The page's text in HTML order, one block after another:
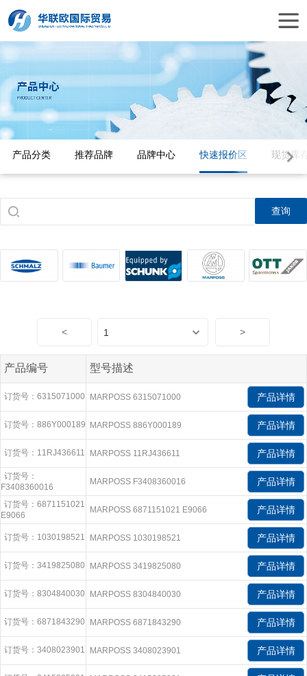
产品分类 推荐品牌 品牌中心 快速报价区 现货库
< >
产品编号 型号描述
订货号：6315071000 MARPOSS 6315071000 产品详情
订货号：886Y000189 MARPOSS 886Y000189 产品详情
订货号：11RJ436611 MARPOSS 11RJ436611 产品详情
订货号：
F3408360016
MARPOSS F3408360016 产品详情
订货号：6871151021
E9066
MARPOSS 6871151021 E9066 产品详情
订货号：1030198521 MARPOSS 1030198521 产品详情
订货号：3419825080 MARPOSS 3419825080 产品详情
订货号：8304840030 MARPOSS 8304840030 产品详情
订货号：6871843290 MARPOSS 6871843290 产品详情
订货号：3408023901 MARPOSS 3408023901 产品详情